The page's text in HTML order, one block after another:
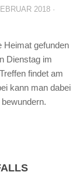
2018 ·
Heimat gefunden
Dienstag im
findet am
kann man dabei